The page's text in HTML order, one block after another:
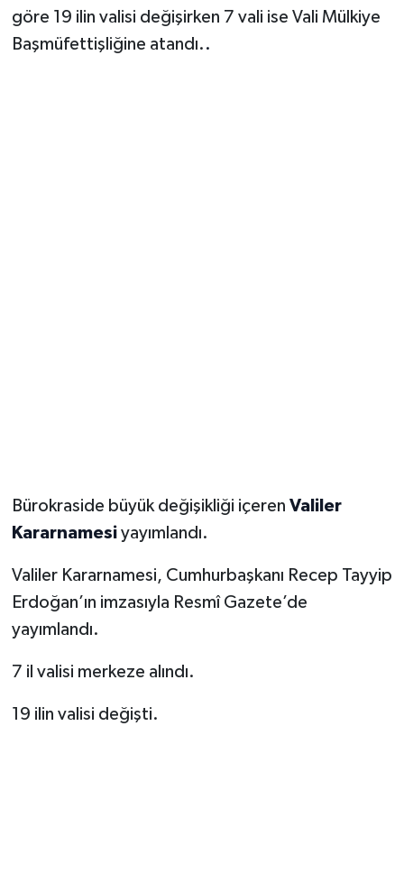
göre 19 ilin valisi değişirken 7 vali ise Vali Mülkiye
Başmüfettişliğine atandı. .
Bürokraside büyük değişikliği içeren Valiler
Kararnamesiyayımlandı.
Valiler Kararnamesi, Cumhurbaşkanı Recep Tayyip
Erdoğan’ın imzasıyla Resmî Gazete’de
yayımlandı.
7 il valisi merkeze alındı.
19 ilin valisi değişti.